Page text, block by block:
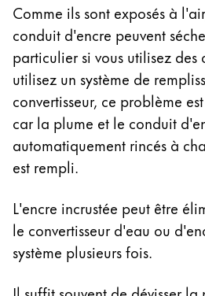
Comme ils sont exposés à
conduit d'encre peuvent
particulier si vous utilisez des
utilisez un système de
convertisseur, ce problème
car la plume et le conduit
automatiquement rincés à
est rempli.
L'encre incrustée peut être
le convertisseur d'eau ou
système plusieurs fois.